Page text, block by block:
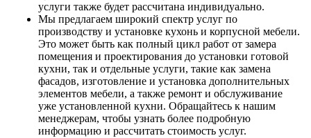
услуги также будет рассчитана индивидуально.
Мы предлагаем широкий спектр услуг по
производству и установке кухонь и корпусной мебели.
Это может быть как полный цикл работ от замера
помещения и проектирования до установки готовой
кухни, так и отдельные услуги, такие как замена
фасадов, изготовление и установка дополнительных
элементов мебели, а также ремонт и обслуживание
уже установленной кухни. Обращайтесь к нашим
менеджерам, чтобы узнать более подробную
информацию и рассчитать стоимость услуг.